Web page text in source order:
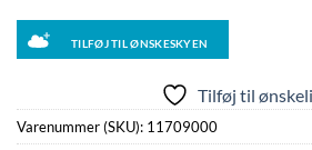
TILFØJ TIL ØNSKESKYEN
Tilføj til
Varenummer (SKU): 11709000